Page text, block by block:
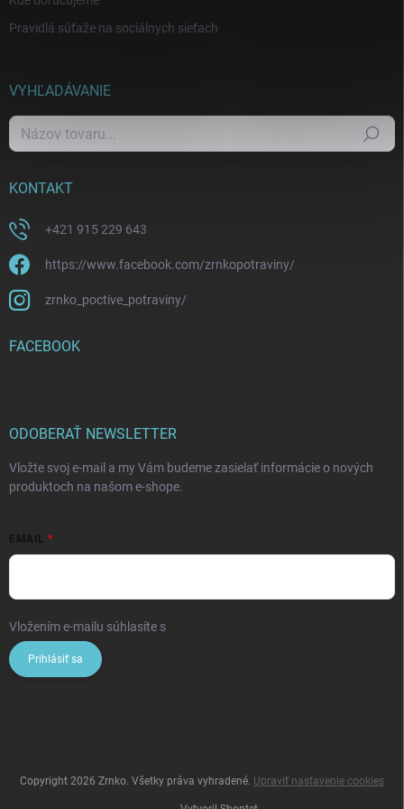
Pravidlá súťaže na sociálnych sieťach
VYHĽADÁVANIE
Hľadať
KONTAKT
+421 915 229 643
https://www.facebook.com/zrnkopotraviny/
zrnko_poctive_potraviny/
FACEBOOK
ODOBERAŤ NEWSLETTER
Vložte svoj e-mail a my Vám budeme zasielať informácie o nových
produktoch na našom e-shope.
EMAIL
Vložením e-mailu súhlasíte s
Prihlásiť sa
Copyright 2026 Zrnko. Všetky práva vyhradené. Upraviť nastavenie cookies